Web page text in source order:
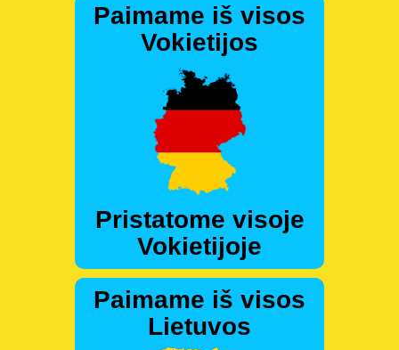
Paimame iš visos
Vokietijos
Pristatome visoje
Vokietijoje
Paimame iš visos
Lietuvos